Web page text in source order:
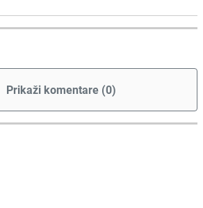
Prikaži komentare (0)